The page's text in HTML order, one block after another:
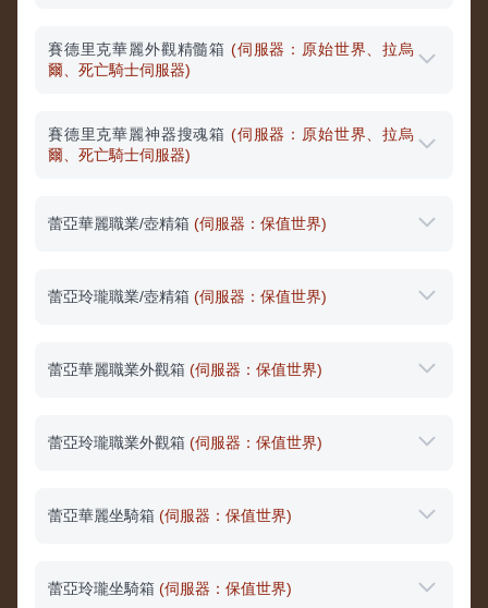
賽德里克華麗外觀精髓箱 (伺服器：原始世界、拉烏
爾、死亡騎士伺服器)
賽德里克華麗神器搜魂箱 (伺服器：原始世界、拉烏
爾、死亡騎士伺服器)
蕾亞華麗職業/壺精箱 (伺服器：保值世界)
蕾亞玲瓏職業/壺精箱 (伺服器：保值世界)
蕾亞華麗職業外觀箱 (伺服器：保值世界)
蕾亞玲瓏職業外觀箱 (伺服器：保值世界)
蕾亞華麗坐騎箱 (伺服器：保值世界)
蕾亞玲瓏坐騎箱 (伺服器：保值世界)